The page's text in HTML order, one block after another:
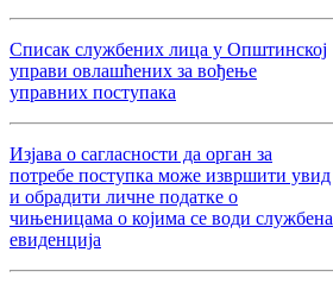
Списак службених лица у Општинској
управи овлашћених за вођење
управних поступака
Изјава о сагласности да орган за
потребе поступка може извршити увид
и обрадити личне податке о
чињеницама о којима се води службена
евиденција